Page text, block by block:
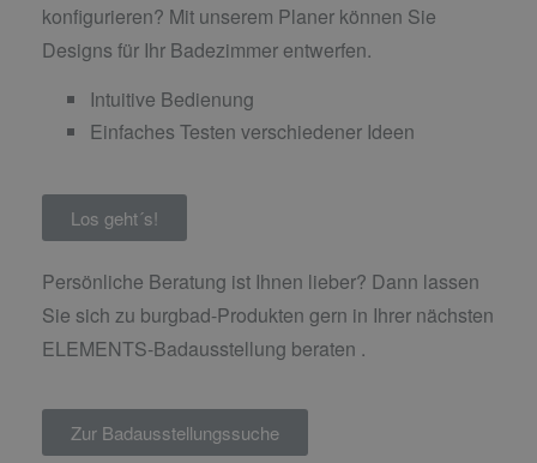
konfigurieren? Mit unserem Planer können Sie
Designs für Ihr Badezimmer entwerfen.
Intuitive Bedienung
Einfaches Testen verschiedener Ideen
Los geht´s!
Persönliche Beratung ist Ihnen lieber? Dann lassen
Sie sich zu burgbad-Produkten gern in Ihrer nächsten
ELEMENTS-Badausstellung beraten .
Zur Badausstellungssuche